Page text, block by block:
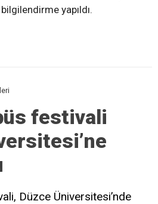
yapıldı.
festivali
Düzce Üniversitesi’nde